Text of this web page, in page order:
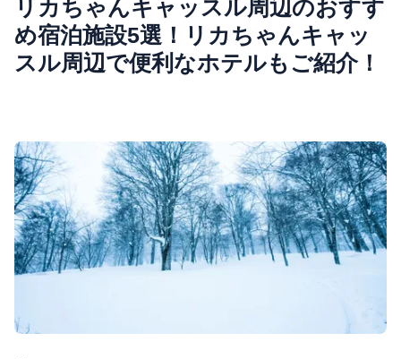
リカちゃんキャッスル周辺のおすす
め宿泊施設5選！リカちゃんキャッ
スル周辺で便利なホテルもご紹介！